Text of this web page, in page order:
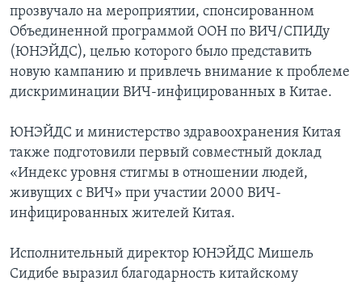
прозвучало на мероприятии, спонсированном
Объединенной программой ООН по ВИЧ/СПИДу
(ЮНЭЙДС), целью которого было представить
новую кампанию и привлечь внимание к проблеме
дискриминации ВИЧ-инфицированных в Китае.
ЮНЭЙДС и министерство здравоохранения Китая
также подготовили первый совместный доклад
«Индекс уровня стигмы в отношении людей,
живущих с ВИЧ» при участии 2000 ВИЧ-
инфицированных жителей Китая.
Исполнительный директор ЮНЭЙДС Мишель
Сидибе выразил благодарность китайскому